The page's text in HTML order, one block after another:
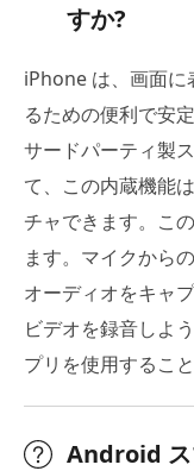
すか?
iPhone は、画面に
るための便利で安
サードパーティ製
て、この内蔵機能
チャできます。こ
ます。マイクから
オーディオをキャ
ビデオを録音しよ
プリを使用するこ
Android ス